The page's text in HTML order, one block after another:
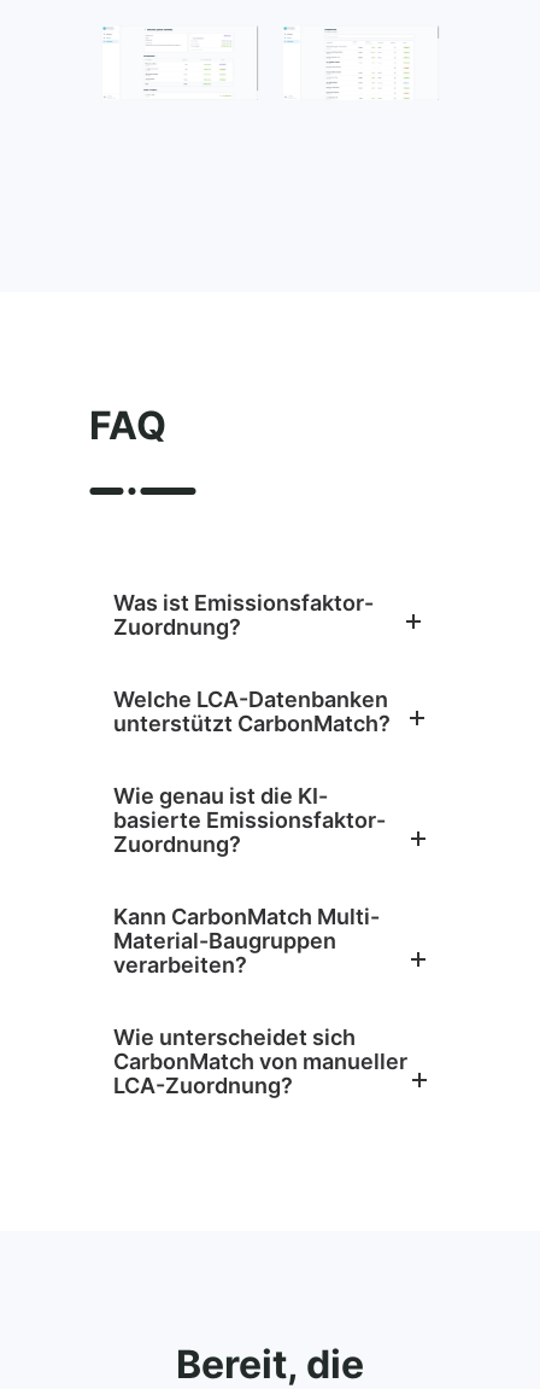
FAQ
Was ist Emissionsfaktor-
Zuordnung?
Welche LCA-Datenbanken
unterstützt CarbonMatch?
Wie genau ist die KI-
basierte Emissionsfaktor-
Zuordnung?
Kann CarbonMatch Multi-
Material-Baugruppen
verarbeiten?
Wie unterscheidet sich
CarbonMatch von manueller
LCA-Zuordnung?
Bereit, die